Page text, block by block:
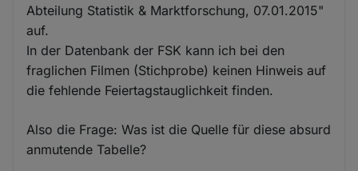
Abteilung Statistik & Marktforschung, 07.01.2015"
auf.
In der Datenbank der FSK kann ich bei den
fraglichen Filmen (Stichprobe) keinen Hinweis auf
die fehlende Feiertagstauglichkeit finden.
Also die Frage: Was ist die Quelle für diese absurd
anmutende Tabelle?